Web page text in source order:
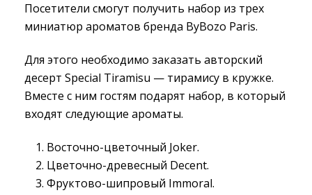
Посетители смогут получить набор из трех
миниатюр ароматов бренда ByBozo Paris.
Для этого необходимо заказать авторский
десерт Special Tiramisu — тирамису в кружке.
Вместе с ним гостям подарят набор, в который
входят следующие ароматы.
Восточно-цветочный Joker.
Цветочно-древесный Decent.
Фруктово-шипровый Immoral.